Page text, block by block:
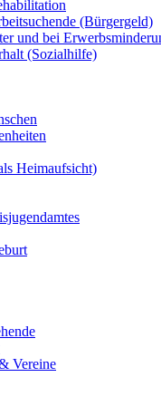
(Bürgergeld)
und bei
(Sozialhilfe)
Heimaufsicht)
Vereine